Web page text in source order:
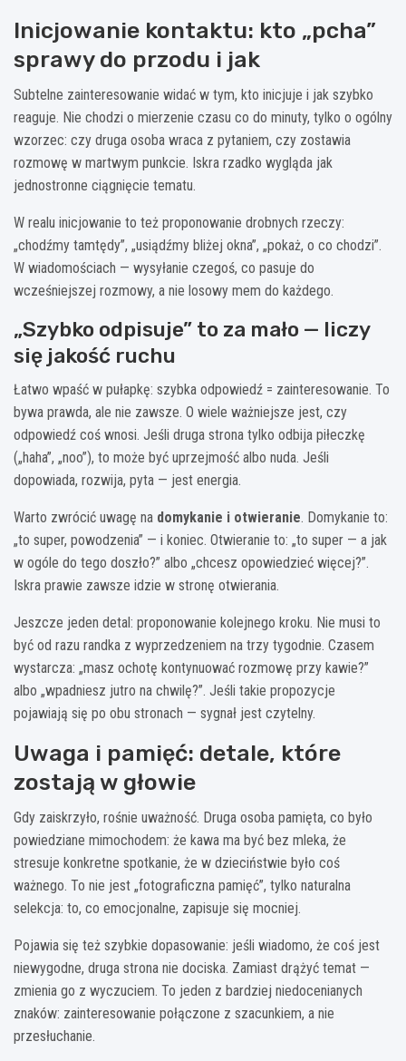
Inicjowanie kontaktu: kto „pcha”
sprawy do przodu i jak
Subtelne zainteresowanie widać w tym, kto inicjuje i jak szybko
reaguje. Nie chodzi o mierzenie czasu co do minuty, tylko o ogólny
wzorzec: czy druga osoba wraca z pytaniem, czy zostawia
rozmowę w martwym punkcie. Iskra rzadko wygląda jak
jednostronne ciągnięcie tematu.
W realu inicjowanie to też proponowanie drobnych rzeczy:
„chodźmy tamtędy”, „usiądźmy bliżej okna”, „pokaż, o co chodzi”.
W wiadomościach — wysyłanie czegoś, co pasuje do
wcześniejszej rozmowy, a nie losowy mem do każdego.
„Szybko odpisuje” to za mało — liczy
się jakość ruchu
Łatwo wpaść w pułapkę: szybka odpowiedź = zainteresowanie. To
bywa prawda, ale nie zawsze. O wiele ważniejsze jest, czy
odpowiedź coś wnosi. Jeśli druga strona tylko odbija piłeczkę
(„haha”, „noo”), to może być uprzejmość albo nuda. Jeśli
dopowiada, rozwija, pyta — jest energia.
Warto zwrócić uwagę na domykanie i otwieranie. Domykanie to:
„to super, powodzenia” — i koniec. Otwieranie to: „to super — a jak
w ogóle do tego doszło?” albo „chcesz opowiedzieć więcej?”.
Iskra prawie zawsze idzie w stronę otwierania.
Jeszcze jeden detal: proponowanie kolejnego kroku. Nie musi to
być od razu randka z wyprzedzeniem na trzy tygodnie. Czasem
wystarcza: „masz ochotę kontynuować rozmowę przy kawie?”
albo „wpadniesz jutro na chwilę?”. Jeśli takie propozycje
pojawiają się po obu stronach — sygnał jest czytelny.
Uwaga i pamięć: detale, które
zostają w głowie
Gdy zaiskrzyło, rośnie uważność. Druga osoba pamięta, co było
powiedziane mimochodem: że kawa ma być bez mleka, że
stresuje konkretne spotkanie, że w dzieciństwie było coś
ważnego. To nie jest „fotograficzna pamięć”, tylko naturalna
selekcja: to, co emocjonalne, zapisuje się mocniej.
Pojawia się też szybkie dopasowanie: jeśli wiadomo, że coś jest
niewygodne, druga strona nie dociska. Zamiast drążyć temat —
zmienia go z wyczuciem. To jeden z bardziej niedocenianych
znaków: zainteresowanie połączone z szacunkiem, a nie
przesłuchanie.